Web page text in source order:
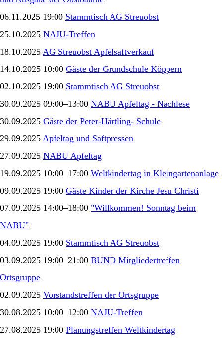
06.11.2025 19:00 Stammtisch AG Streuobst
25.10.2025 NAJU-Treffen
18.10.2025 AG Streuobst Apfelsaftverkauf
14.10.2025 10:00 Gäste der Grundschule Köppern
02.10.2025 19:00 Stammtisch AG Streuobst
30.09.2025 09:00–13:00 NABU Apfeltag - Nachlese
30.09.2025 Gäste der Peter-Härtling- Schule
29.09.2025 Apfeltag und Saftpressen
27.09.2025 NABU Apfeltag
19.09.2025 10:00–17:00 Weltkindertag in Kleingartenanlage
09.09.2025 19:00 Gäste Kinder der Kirche Jesu Christi
07.09.2025 14:00–18:00 "Willkommen! Sonntag beim
NABU"
04.09.2025 19:00 Stammtisch AG Streuobst
03.09.2025 19:00–21:00 BUND Mitgliedertreffen
Ortsgruppe
02.09.2025 Vorstandstreffen der Ortsgruppe
30.08.2025 10:00–12:00 NAJU-Treffen
27.08.2025 19:00 Planungstreffen Weltkindertag